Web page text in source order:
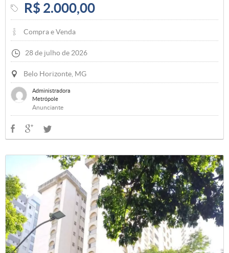
R$ 2.000,00
Compra e Venda
28 de julho de 2026
Belo Horizonte, MG
Administradora
Metrópole
Anunciante